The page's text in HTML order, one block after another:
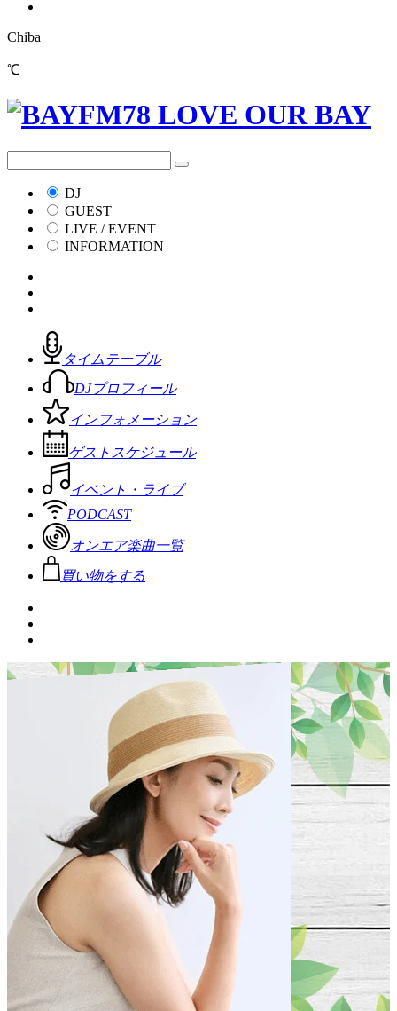
Chiba
℃
DJ
GUEST
LIVE / EVENT
INFORMATION
タイムテーブル
DJプロフィール
インフォメーション
ゲストスケジュール
イベント・ライブ
PODCAST
オンエア楽曲一覧
買い物をする